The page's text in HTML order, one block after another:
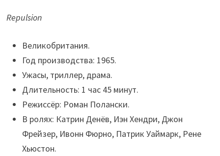
Repulsion
Великобритания.
Год производства: 1965.
Ужасы, триллер, драма.
Длительность: 1 час 45 минут.
Режиссёр: Роман Полански.
В ролях: Катрин Денёв, Иэн Хендри, Джон
Фрейзер, Ивонн Фюрно, Патрик Уаймарк, Рене
Хьюстон.